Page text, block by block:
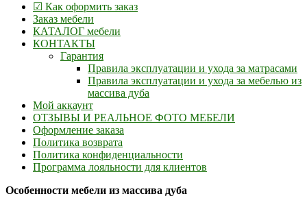
☑ Как оформить заказ
Заказ мебели
КАТАЛОГ мебели
КОНТАКТЫ
Гарантия
Правила эксплуатации и ухода за матрасами
Правила эксплуатации и ухода за мебелью из
массива дуба
Мой аккаунт
ОТЗЫВЫ И РЕАЛЬНОЕ ФОТО МЕБЕЛИ
Оформление заказа
Политика возврата
Политика конфиденциальности
Программа лояльности для клиентов
Особенности мебели из массива дуба